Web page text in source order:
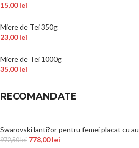
15,00lei
Miere de Tei 350g
23,00lei
Miere de Tei 1000g
35,00lei
RECOMANDATE
Swarovski lanti?or pentru femei placat cu
972,50lei 778,00lei